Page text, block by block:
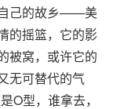
己的故乡——美
的摇篮，它的影
被窝，或许它的
无可替代的气
O型，谁拿去，